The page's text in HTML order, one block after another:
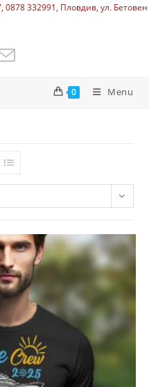
332991, Пловдив, ул. Бетовен
0 Menu